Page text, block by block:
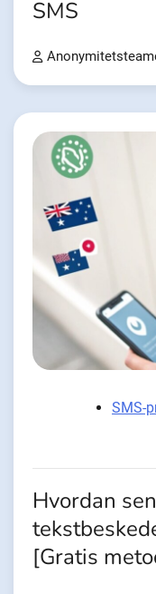
SMS
SMS-
Hvordan
[Gratis